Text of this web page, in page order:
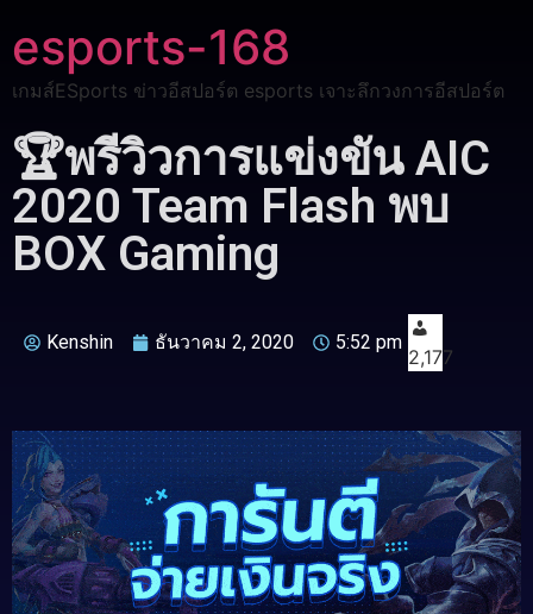
esports-168
เกมส์ESports ข่าวอีสปอร์ต esports เจาะลึกวงการอีสปอร์ต
🏆พรีวิวการแข่งขัน AIC
2020 Team Flash พบ
BOX Gaming
Kenshin ธันวาคม 2, 2020 5:52 pm
2,177